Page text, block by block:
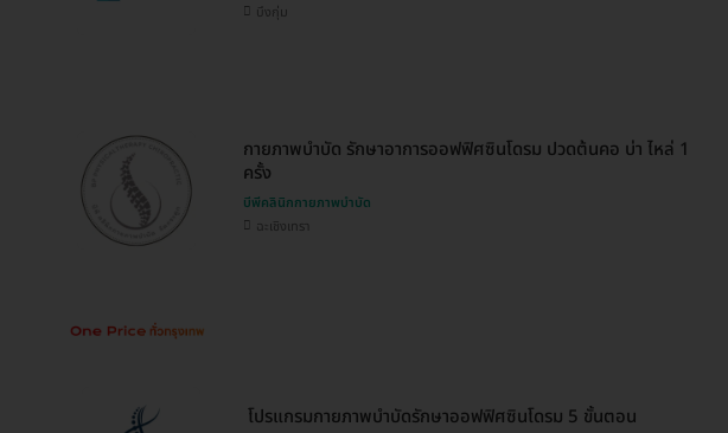
บึงกุ่ม
กายภาพบำบัด รักษาอาการออฟฟิศซินโดรม ปวดต้นคอ บ่า ไหล่ 1
ครั้ง
บีพีคลินิกกายภาพบำบัด
ฉะเชิงเทรา
โปรแกรมกายภาพบำบัดรักษาออฟฟิศซินโดรม 5 ขั้นตอน